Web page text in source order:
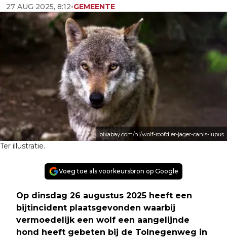
27 AUG 2025, 8:12•GEMEENTE
pixabay.com/nl/wolf-roofdier-jager-canis-lupus
Ter illustratie.
Voeg toe als voorkeursbron op Google
Op dinsdag 26 augustus 2025 heeft een
bijtincident plaatsgevonden waarbij
vermoedelijk een wolf een aangelijnde
hond heeft gebeten bij de Tolnegenweg in